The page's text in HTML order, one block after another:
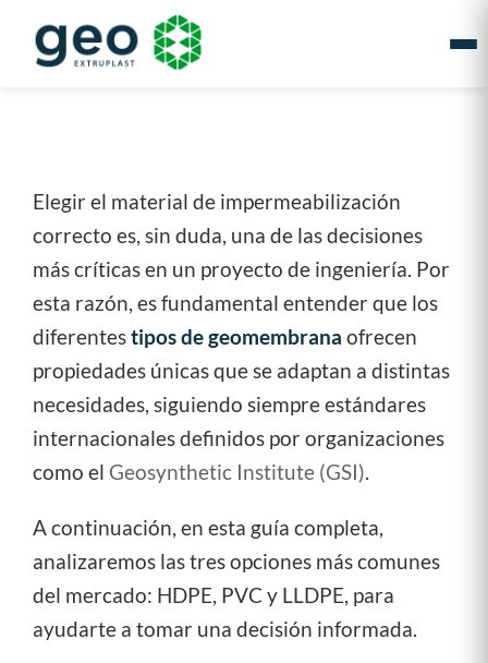
Elegir el material de impermeabilización
correcto es, sin duda, una de las decisiones
más críticas en un proyecto de ingeniería. Por
esta razón, es fundamental entender que los
diferentestipos de geomembrana ofrecen
propiedades únicas que se adaptan a distintas
necesidades, siguiendo siempre estándares
internacionales definidos por organizaciones
como el Geosynthetic Institute (GSI).
A continuación, en esta guía completa,
analizaremos las tres opciones más comunes
del mercado: HDPE, PVC y LLDPE, para
ayudarte a tomar una decisión informada.